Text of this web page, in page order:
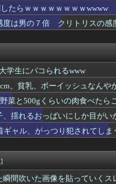
寝てるんだがwww
プがこれだってな
いの肉食べたらこうなるwww
てるよ、40台？41台？もっと
女さん、男の本質に気付く⇒
ホ。メリットが1つもないこと
トビーフ丼1人で食べてきた
みたいな大型車の方がしや
恵体お●ぱいwwwwww
う
欲しいことがこちらｗｗｗｗ
ト「AIにちいかわの画像を食
します」
巻50%還元、名作揃いすぎる
勝てる可能性が一番高い格闘
したらｗｗｗｗｗｗｗｗwwww
度は男の７倍 クリトリスの感
学生にパコられるwww
、貧乳、ボーイッシュなんや
菜と500gくらいの肉食べたら
、揺れるおっぱいにしか目がい
ギャル、がっつり犯されてしま
瞬間吹いた画像を貼っていくス